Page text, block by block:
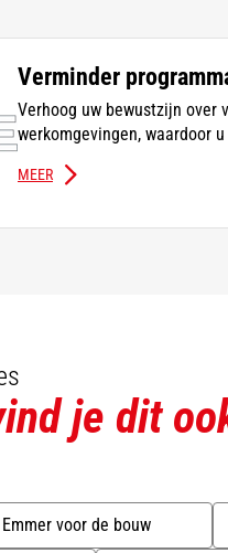
Verminder
Verhoog uw bewustzijn over
werkomgevingen, waardoor
MEER
je dit
Emmer voor de bouw